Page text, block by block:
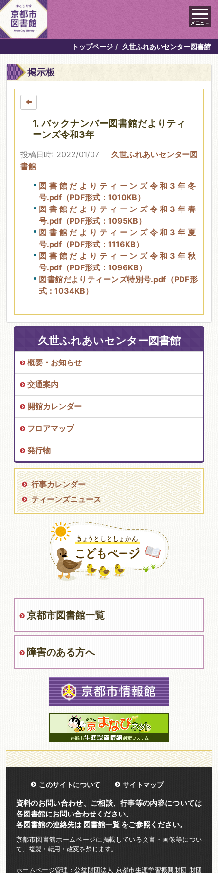
メニュ－
トップページ 久世ふれあいセンター図書館
掲示板
1. バックナンバー図書館だよりティ
ーンズ令和3年
投稿日時: 2022/01/07
久世ふれあいセンター図
書館
図書館だよりティーンズ令和3年冬
号.pdf（PDF形式：1010KB）
図書館だよりティーンズ令和3年春
号.pdf（PDF形式：1095KB）
図書館だよりティーンズ令和3年夏
号.pdf（PDF形式：1116KB）
図書館だよりティーンズ令和3年秋
号.pdf（PDF形式：1096KB）
図書館だよりティーンズ特別号.pdf（PDF形
式：1034KB）
久世ふれあいセンター図書館
概要・お知らせ
交通案内
開館カレンダー
フロアマップ
発行物
行事カレンダー
ティーンズニュース
京都市図書館一覧
障害のある方へ
このサイトについて サイトマップ
資料のお問い合わせ、ご相談、行事等の内容については
各図書館にお問い合わせください。
各図書館の連絡先は 図書館一覧をご参照ください。
京都市図書館ホームページに掲載している文書・画像等につい
て、複製・転用・改変を禁じます。
ホームページ管理：公益財団法人 京都市生涯学習振興財団 財団